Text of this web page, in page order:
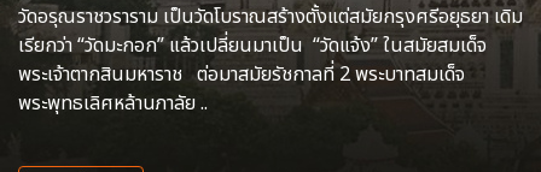
วัดอรุณราชวราราม เป็นวัดโบราณสร้างตั้งแต่สมัยกรุงศรีอยุธยา เดิม
เรียกว่า “วัดมะกอก” แล้วเปลี่ยนมาเป็น “วัดแจ้ง” ในสมัยสมเด็จ
พระเจ้าตากสินมหาราช ต่อมาสมัยรัชกาลที่ 2 พระบาทสมเด็จ
พระพุทธเลิศหล้านภาลัย ..